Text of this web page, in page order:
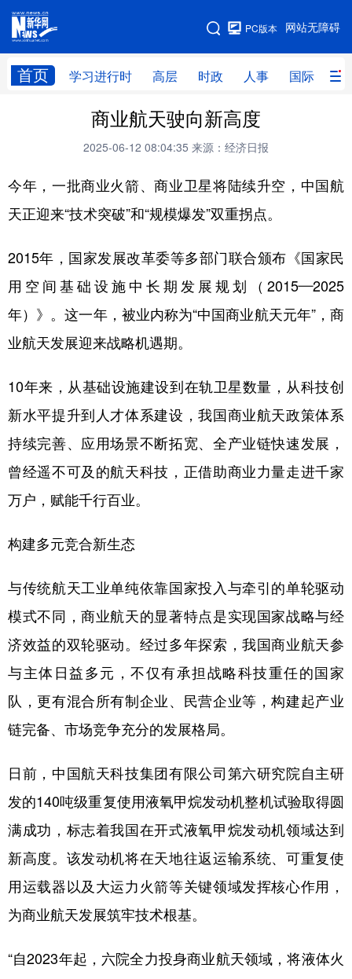
网站无障碍
PC版本
首页 学习进行时 高层 时政 人事 国际 财
网站地图
高层 时政
财经 网评
台湾 思客智库 全球连线 教育
科技 科创 量子
文化 书画 健康 军事
访谈 视频 图片 政务
法律 中央文件 金融 汽车
食品 人居
学术中国 乡村振兴 银龄 溯源中国
城市 旅游 能源 会展
彩票 娱乐 时尚 悦读
公益 一带一路 亚太网 上市公司
天津 河北 山西
辽宁 吉林 上海 江苏
浙江 安徽 福建 江西
山东 河南 湖北 湖南
广东 广西 海南
四川 贵州 云南 西藏
陕西 甘肃 青海 宁夏
新疆 内蒙古 黑龙江
多语种频道
Русский язык 日本語 한국어
商业航天驶向新高度
2025-06-12 08:04:35 来源：经济日报
今年，一批商业火箭、商业卫星将陆续升空，中国航
天正迎来“技术突破”和“规模爆发”双重拐点。
2015年，国家发展改革委等多部门联合颁布《国家民
用空间基础设施中长期发展规划（2015—2025
年）》。这一年，被业内称为“中国商业航天元年”，商
业航天发展迎来战略机遇期。
10年来，从基础设施建设到在轨卫星数量，从科技创
新水平提升到人才体系建设，我国商业航天政策体系
持续完善、应用场景不断拓宽、全产业链快速发展，
曾经遥不可及的航天科技，正借助商业力量走进千家
万户，赋能千行百业。
构建多元竞合新生态
与传统航天工业单纯依靠国家投入与牵引的单轮驱动
模式不同，商业航天的显著特点是实现国家战略与经
济效益的双轮驱动。经过多年探索，我国商业航天参
与主体日益多元，不仅有承担战略科技重任的国家
队，更有混合所有制企业、民营企业等，构建起产业
链完备、市场竞争充分的发展格局。
日前，中国航天科技集团有限公司第六研究院自主研
发的140吨级重复使用液氧甲烷发动机整机试验取得圆
满成功，标志着我国在开式液氧甲烷发动机领域达到
新高度。该发动机将在天地往返运输系统、可重复使
用运载器以及大运力火箭等关键领域发挥核心作用，
为商业航天发展筑牢技术根基。
“自2023年起，六院全力投身商业航天领域，将液体火